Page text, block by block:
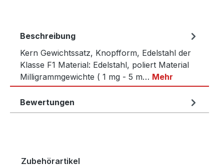
Beschreibung
Kern Gewichtssatz, Knopfform, Edelstahl der
Klasse F1 Material: Edelstahl, poliert Material
Milligrammgewichte ( 1 mg - 5 m… Mehr
Bewertungen
Produktgalerie überspringen
Zubehörartikel